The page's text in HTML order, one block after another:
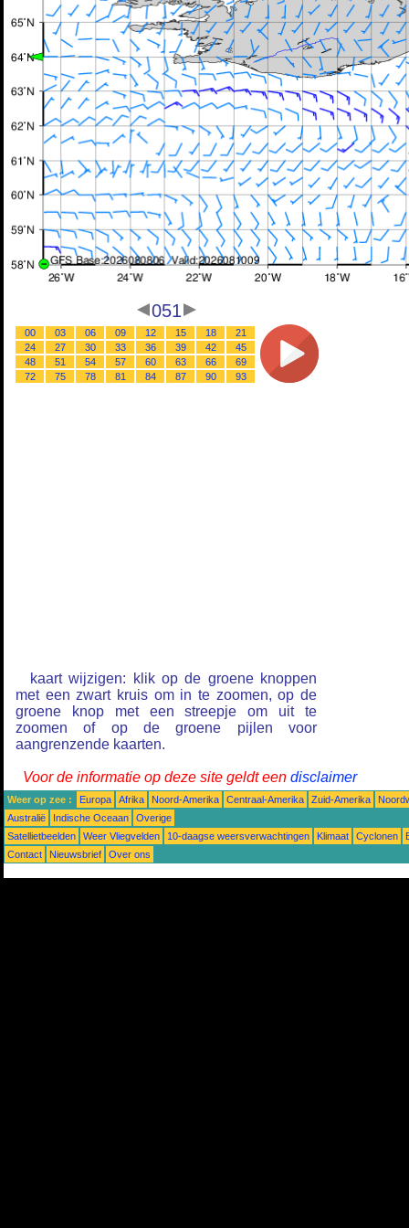
051
00 03 06 09 12 15 18
21
24
27 30 33 36 39 42
45
48
51 54 57 60 63 66
69
72
75 78 81 84 87 90 93
kaart wijzigen: klik op de groene knoppen
met een zwart kruis om in te zoomen, op de
groene knop met een streepje om uit te
zoomen of op de groene pijlen voor
aangrenzende kaarten.
Voor de informatie op deze site geldt een disclaimer
Weer op zee : Europa Afrika Noord-Amerika Centraal-Amerika Zuid-Amerika
Australië
Indische Oceaan
Overige
Satellietbeelden
Weer Vliegvelden 10-daagse weersverwachtingen Klimaat Cyclonen
Contact
Nieuwsbrief Over ons